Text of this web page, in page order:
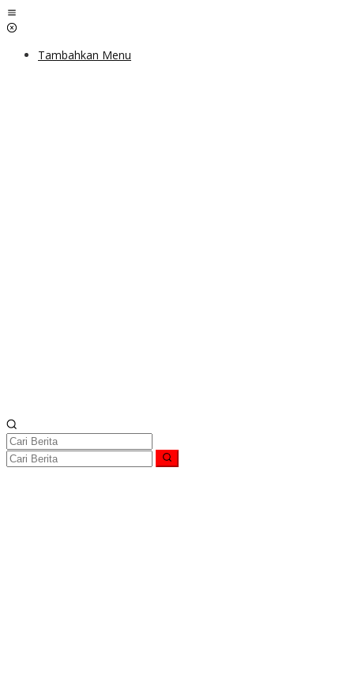
Lewati
ke
Tambahkan Menu